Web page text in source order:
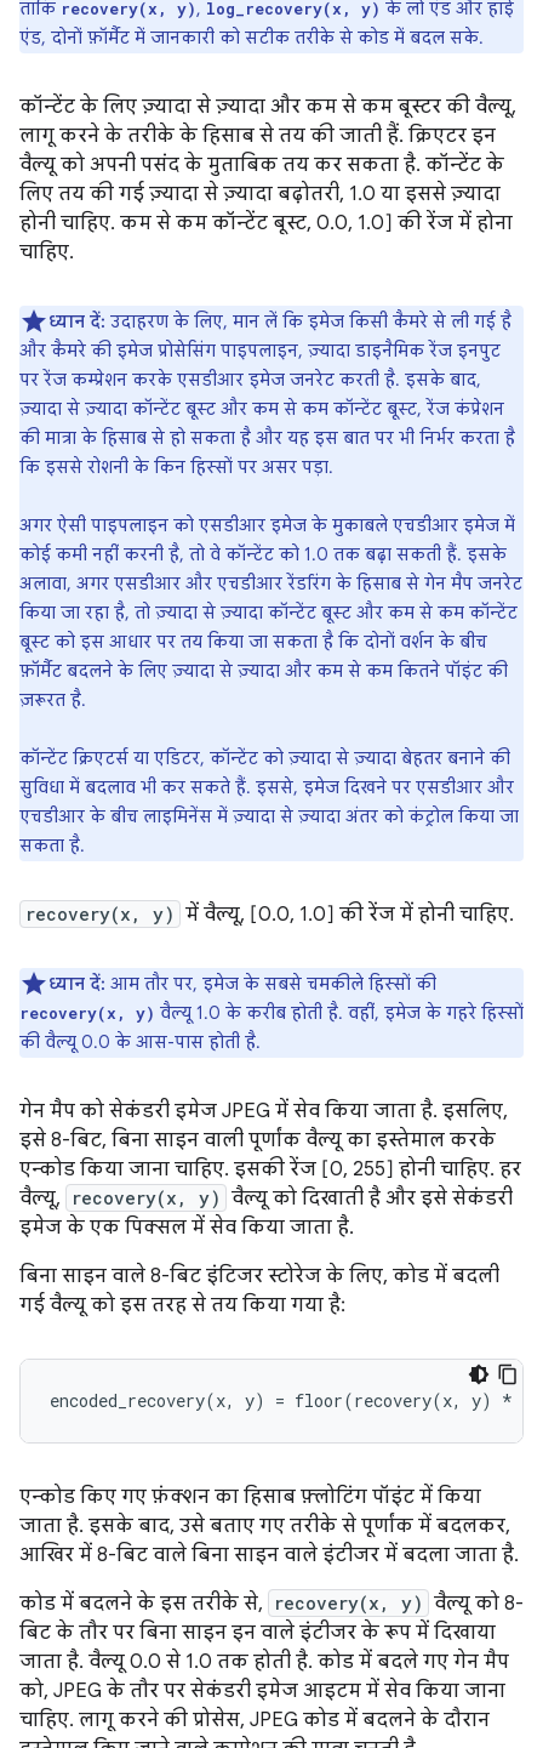
ताकि recovery(x, y), log_recovery(x, y) के लो एंड और हाई
एंड, दोनों फ़ॉर्मैट में जानकारी को सटीक तरीके से कोड में बदल सके.
कॉन्टेंट के लिए ज़्यादा से ज़्यादा और कम से कम बूस्टर की वैल्यू,
लागू करने के तरीके के हिसाब से तय की जाती हैं. क्रिएटर इन
वैल्यू को अपनी पसंद के मुताबिक तय कर सकता है. कॉन्टेंट के
लिए तय की गई ज़्यादा से ज़्यादा बढ़ोतरी, 1.0 या इससे ज़्यादा
होनी चाहिए. कम से कम कॉन्टेंट बूस्ट, 0.0, 1.0] की रेंज में होना
चाहिए.
ध्यान दें: उदाहरण के लिए, मान लें कि इमेज किसी कैमरे से ली गई है
और कैमरे की इमेज प्रोसेसिंग पाइपलाइन, ज़्यादा डाइनैमिक रेंज इनपुट
पर रेंज कम्प्रेशन करके एसडीआर इमेज जनरेट करती है. इसके बाद,
ज़्यादा से ज़्यादा कॉन्टेंट बूस्ट और कम से कम कॉन्टेंट बूस्ट, रेंज कंप्रेशन
की मात्रा के हिसाब से हो सकता है और यह इस बात पर भी निर्भर करता है
कि इससे रोशनी के किन हिस्सों पर असर पड़ा.
अगर ऐसी पाइपलाइन को एसडीआर इमेज के मुकाबले एचडीआर इमेज में
कोई कमी नहीं करनी है, तो वे कॉन्टेंट को 1.0 तक बढ़ा सकती हैं. इसके
अलावा, अगर एसडीआर और एचडीआर रेंडरिंग के हिसाब से गेन मैप जनरेट
किया जा रहा है, तो ज़्यादा से ज़्यादा कॉन्टेंट बूस्ट और कम से कम कॉन्टेंट
बूस्ट को इस आधार पर तय किया जा सकता है कि दोनों वर्शन के बीच
फ़ॉर्मैट बदलने के लिए ज़्यादा से ज़्यादा और कम से कम कितने पॉइंट की
ज़रूरत है.
कॉन्टेंट क्रिएटर्स या एडिटर, कॉन्टेंट को ज़्यादा से ज़्यादा बेहतर बनाने की
सुविधा में बदलाव भी कर सकते हैं. इससे, इमेज दिखने पर एसडीआर और
एचडीआर के बीच लाइमिनेंस में ज़्यादा से ज़्यादा अंतर को कंट्रोल किया जा
सकता है.
recovery(x, y) में वैल्यू, [0.0, 1.0] की रेंज में होनी चाहिए.
ध्यान दें: आम तौर पर, इमेज के सबसे चमकीले हिस्सों की
recovery(x, y) वैल्यू 1.0 के करीब होती है. वहीं, इमेज के गहरे हिस्सों
की वैल्यू 0.0 के आस-पास होती है.
गेन मैप को सेकंडरी इमेज JPEG में सेव किया जाता है. इसलिए,
इसे 8-बिट, बिना साइन वाली पूर्णांक वैल्यू का इस्तेमाल करके
एन्कोड किया जाना चाहिए. इसकी रेंज [0, 255] होनी चाहिए. हर
वैल्यू,
recovery(x, y) वैल्यू को दिखाती है और इसे सेकंडरी
इमेज के एक पिक्सल में सेव किया जाता है.
बिना साइन वाले 8-बिट इंटिजर स्टोरेज के लिए, कोड में बदली
गई वैल्यू को इस तरह से तय किया गया है:
एन्कोड किए गए फ़ंक्शन का हिसाब फ़्लोटिंग पॉइंट में किया
जाता है. इसके बाद, उसे बताए गए तरीके से पूर्णांक में बदलकर,
आखिर में 8-बिट वाले बिना साइन वाले इंटीजर में बदला जाता है.
कोड में बदलने के इस तरीके से,
recovery(x, y) वैल्यू को 8-
बिट के तौर पर बिना साइन इन वाले इंटीजर के रूप में दिखाया
जाता है. वैल्यू 0.0 से 1.0 तक होती है. कोड में बदले गए गेन मैप
को, JPEG के तौर पर सेकंडरी इमेज आइटम में सेव किया जाना
चाहिए. लागू करने की प्रोसेस, JPEG कोड में बदलने के दौरान